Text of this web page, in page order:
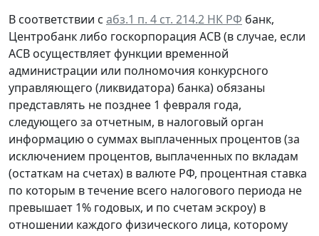
В соответствии с абз.1 п. 4 ст. 214.2 НК РФ банк,
Центробанк либо госкорпорация АСВ (в случае, если
АСВ осуществляет функции временной
администрации или полномочия конкурсного
управляющего (ликвидатора) банка) обязаны
представлять не позднее 1 февраля года,
следующего за отчетным, в налоговый орган
информацию о суммах выплаченных процентов (за
исключением процентов, выплаченных по вкладам
(остаткам на счетах) в валюте РФ, процентная ставка
по которым в течение всего налогового периода не
превышает 1% годовых, и по счетам эскроу) в
отношении каждого физического лица, которому